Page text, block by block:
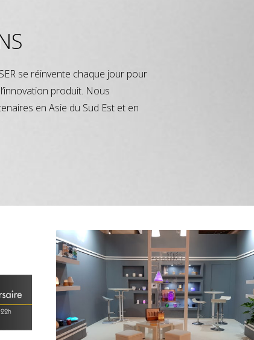
se réinvente chaque jour pour
produit. Nous
en Asie du Sud Est et en